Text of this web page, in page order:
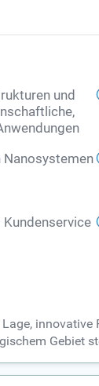
und
Kundenservice
Gebiet